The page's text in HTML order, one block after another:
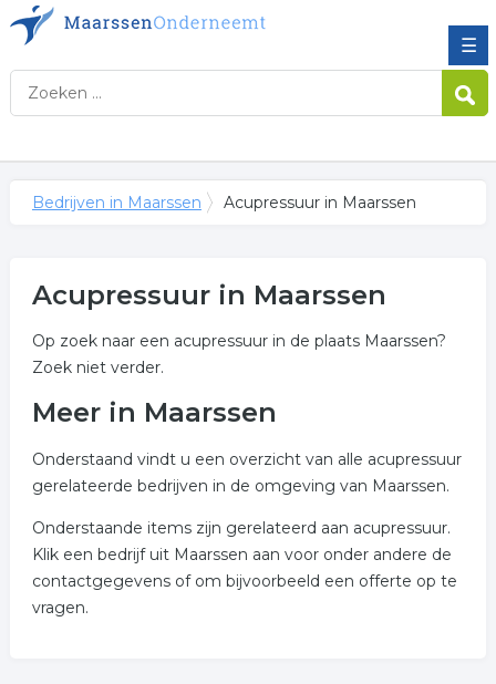
☰
Bedrijven in Maarssen Acupressuur in Maarssen
Acupressuur in Maarssen
Op zoek naar een acupressuur in de plaats Maarssen?
Zoek niet verder.
Meer in Maarssen
Onderstaand vindt u een overzicht van alle acupressuur
gerelateerde bedrijven in de omgeving van Maarssen.
Onderstaande items zijn gerelateerd aan acupressuur.
Klik een bedrijf uit Maarssen aan voor onder andere de
contactgegevens of om bijvoorbeeld een offerte op te
vragen.